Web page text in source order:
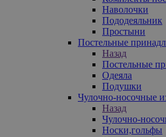
Наволочки
Пододеяльник
Простыни
Постельные
Назад
Постельные
Одеяла
Подушки
Чулочно-носочные
Назад
Чулочно-
Носки,гольфы